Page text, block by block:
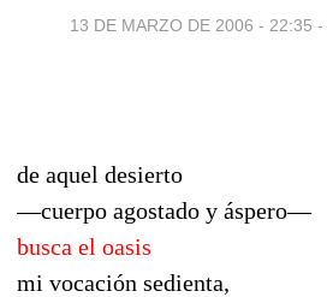
13 DE MARZO DE 2006 - 22:35 -
de aquel desierto
—cuerpo agostado y áspero—
busca el oasis
mi vocación sedienta,